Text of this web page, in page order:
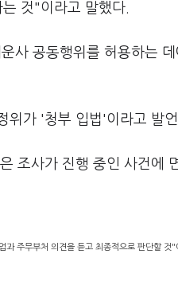
것"이라고 말했다.
사 공동행위를 허용하는
위가 '청부 입법'이라고 발
조사가 진행 중인 사건에
주무부처 의견을 듣고 최종적으로 판단할 것